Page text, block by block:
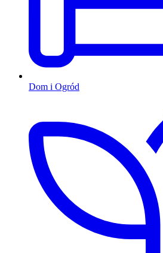
Dom i Ogród